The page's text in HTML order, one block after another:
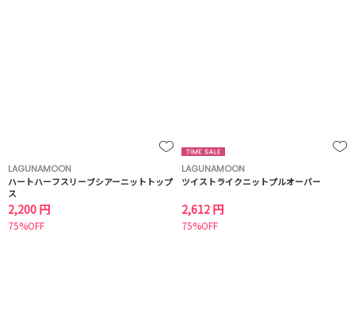
LAGUNAMOON
ハートハーフスリーブシアーニットトップ
ス
2,200 円
75%OFF
LAGUNAMOON
ツイストライクニットプルオーバー
2,612 円
75%OFF